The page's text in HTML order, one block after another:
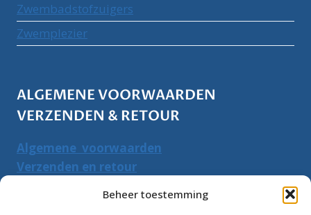
Beheer toestemming
Zwembadstofzuigers
Zwemplezier
ALGEMENE VOORWAARDEN
VERZENDEN & RETOUR
Algemene voorwaarden
Verzenden en retour